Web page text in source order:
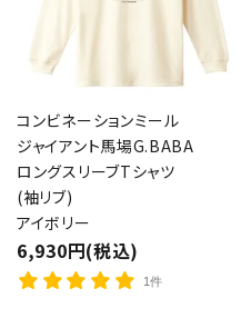
コンビネーションミール
ジャイアント馬場G.BABA
ロングスリーブTシャツ
(袖リブ)
アイボリー
6,930円(税込)
1件